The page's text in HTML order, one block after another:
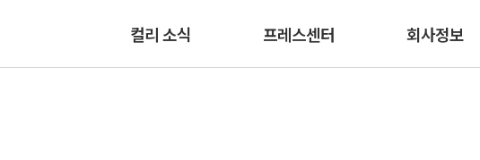
컬리 소식 프레스센터 회사정보